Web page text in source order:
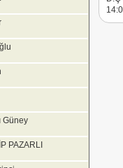
Güney
PAZARLI